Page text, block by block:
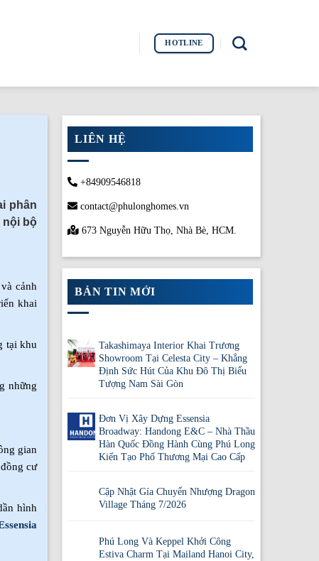
HOTLINE
phân
nội bộ
cảnh
khai
tại khu
những
gian
cư
hình
LIÊN HỆ
+84909546818
contact@phulonghomes.vn
673 Nguyễn Hữu Thọ, Nhà Bè, HCM.
BẢN TIN MỚI
Takashimaya Interior Khai Trương
Showroom Tại Celesta City – Khẳng
Định Sức Hút Của Khu Đô Thị Biểu
Tượng Nam Sài Gòn
Đơn Vị Xây Dựng Essensia
Broadway: Handong E&C – Nhà Thầu
Hàn Quốc Đồng Hành Cùng Phú Long
Kiến Tạo Phố Thương Mại Cao Cấp
Cập Nhật Gía Chuyển Nhượng Dragon
Village Tháng 7/2026
Phú Long Và Keppel Khởi Công
Estiva Charm Tại Mailand Hanoi City,